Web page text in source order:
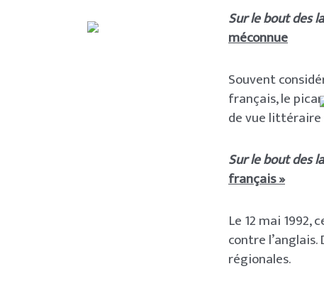
Sur le bout des
méconnue
Souvent
français, le
de vue littéraire
Sur le bout des
français »
Le 12 mai
contre
régionales.